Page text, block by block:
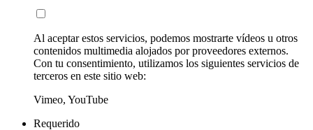
Al aceptar estos servicios, podemos mostrarte vídeos u otros
contenidos multimedia alojados por proveedores externos.
Con tu consentimiento, utilizamos los siguientes servicios de
terceros en este sitio web:
Vimeo, YouTube
Requerido